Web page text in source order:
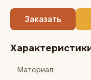
Заказать
Материал